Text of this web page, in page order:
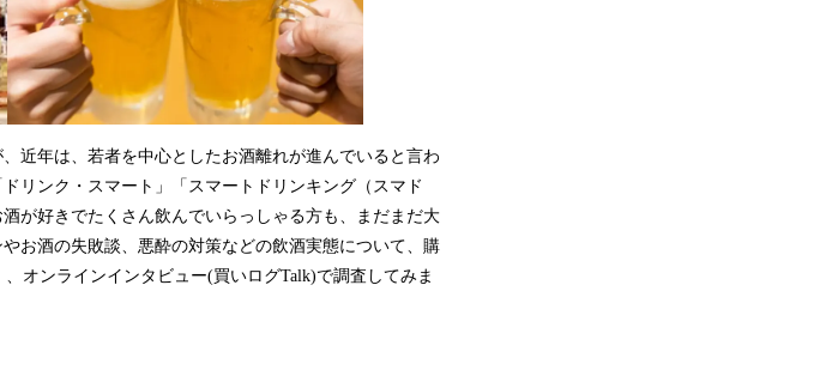
近年は、若者を中心としたお酒離れが進んでいると言わ
リンク・スマート」「スマートドリンキング（スマド
が好きでたくさん飲んでいらっしゃる方も、まだまだ大
お酒の失敗談、悪酔の対策などの飲酒実態について、購
オンラインインタビュー(買いログTalk)で調査してみま